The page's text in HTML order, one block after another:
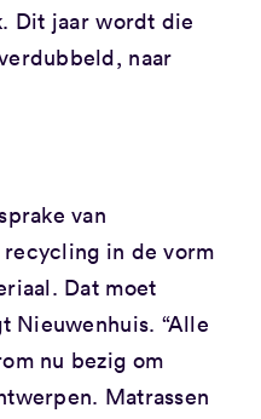
Dit jaar wordt die
naar
van
recycling in de vorm
Dat moet
Nieuwenhuis. “Alle
nu bezig om
Matrassen